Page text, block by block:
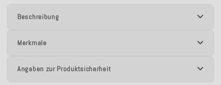
Beschreibung
Merkmale
Angaben zur Produktsicherheit